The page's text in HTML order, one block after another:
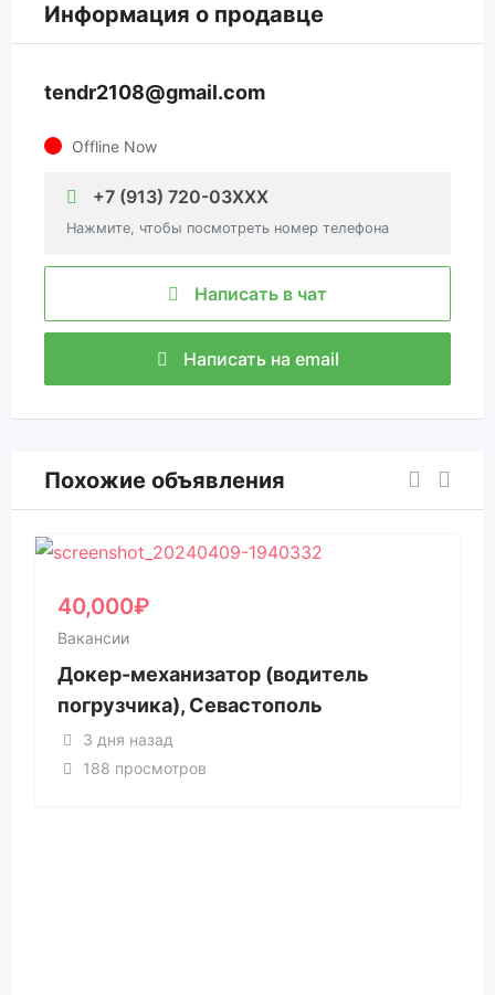
Информация о продавце
tendr2108@gmail.com
Offline Now
+7 (913) 720-03XXX
Нажмите, чтобы посмотреть номер телефона
Написать в чат
Написать на email
Похожие объявления
40,000₽
Вакансии
Докер-механизатор (водитель
погрузчика), Севастополь
3 дня назад
188 просмотров